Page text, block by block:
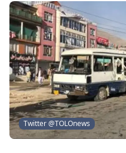
Twitter @TOLOnews